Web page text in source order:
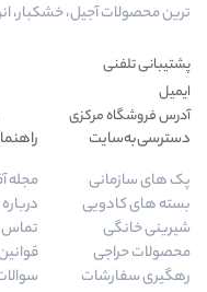
ترین محصولات آجیل، خشکبار،
پشتیبانی تلفنی
ایمیل
آدرس‌ فروشگاه مرکزی
دسترسی‌به‌سایت
پک های سازمانی
بسته های کادویی
شیرینی خانگی
محصولات حراجی
رهگیری سفارشات
مجله
تماس